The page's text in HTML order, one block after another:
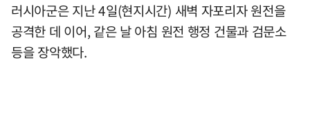
러시아군은 지난 4일(현지시간) 새벽 자포리자 원전을
공격한 데 이어, 같은 날 아침 원전 행정 건물과 검문소
등을 장악했다.